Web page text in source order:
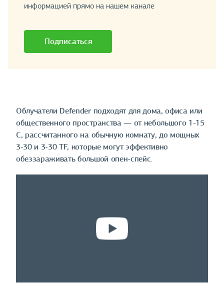
Облучатели Defender подходят для дома, офиса или
общественного пространства — от небольшого 1-15
С, рассчитанного на обычную комнату, до мощных
3-30 и 3-30 TF, которые могут эффективно
обеззараживать большой опен-спейс.
информацией прямо на нашем канале
Подписаться